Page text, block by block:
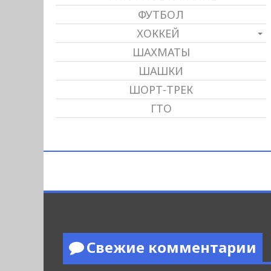
ФУТБОЛ
ХОККЕЙ
ШАХМАТЫ
ШАШКИ
ШОРТ-ТРЕК
ГТО
Свежие комментарии